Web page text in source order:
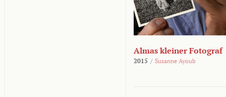
Almas kleiner Fotograf
2015 / Susanne Ayoub